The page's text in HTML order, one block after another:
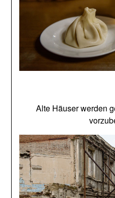
Alte Häuser werden